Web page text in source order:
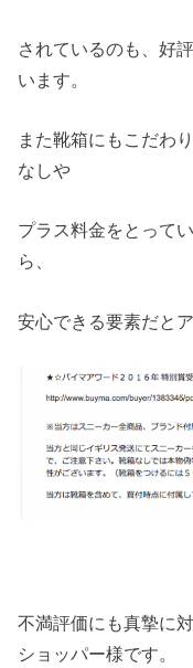
されているのも、好
います。
また靴箱にもこだわ
なしや
プラス料金をとって
ら、
安心できる要素だと
不満評価にも真摯に
ショッパー様です。